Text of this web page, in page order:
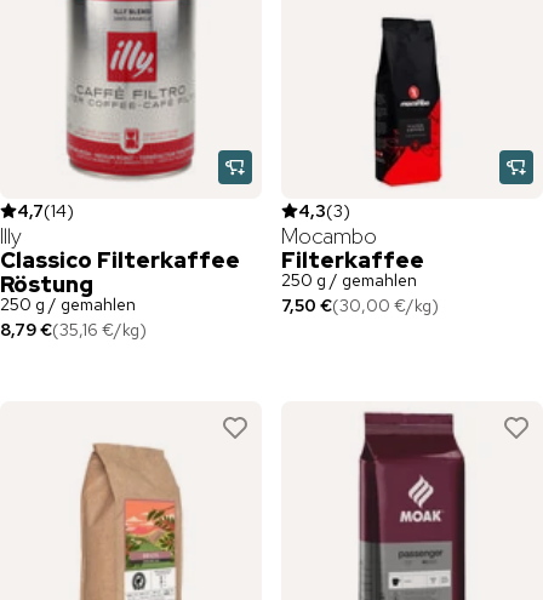
4,7(14)
Illy
Classico Filterkaffee
Röstung
250 g / gemahlen
8,79 €(35,16 €/kg)
4,3(3)
Mocambo
Filterkaffee
250 g / gemahlen
7,50 €(30,00 €/kg)